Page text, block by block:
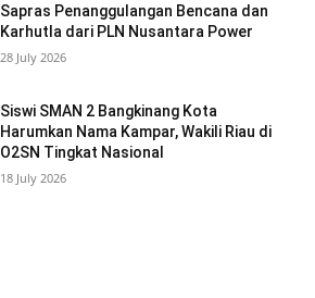
Sapras Penanggulangan Bencana dan
Karhutla dari PLN Nusantara Power
28 July 2026
Siswi SMAN 2 Bangkinang Kota
Harumkan Nama Kampar, Wakili Riau di
O2SN Tingkat Nasional
18 July 2026